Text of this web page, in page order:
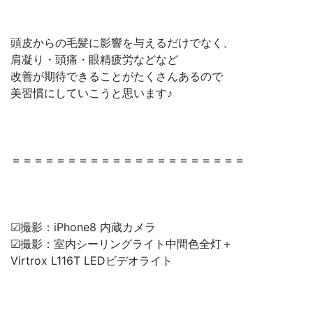
頭皮からの毛髪に影響を与えるだけでなく、
肩凝り・頭痛・眼精疲労などなど
改善が期待できることがたくさんあるので
美習慣にしていこうと思います♪
＝＝＝＝＝＝＝＝＝＝＝＝＝＝＝＝＝＝＝＝＝
☑︎撮影：iPhone8 内蔵カメラ
☑︎撮影：室内シーリングライト中間色全灯＋
Virtrox L116T LEDビデオライト